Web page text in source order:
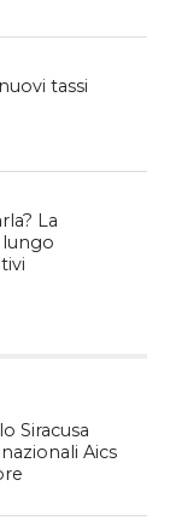
tassi
La
Siracusa
Aics